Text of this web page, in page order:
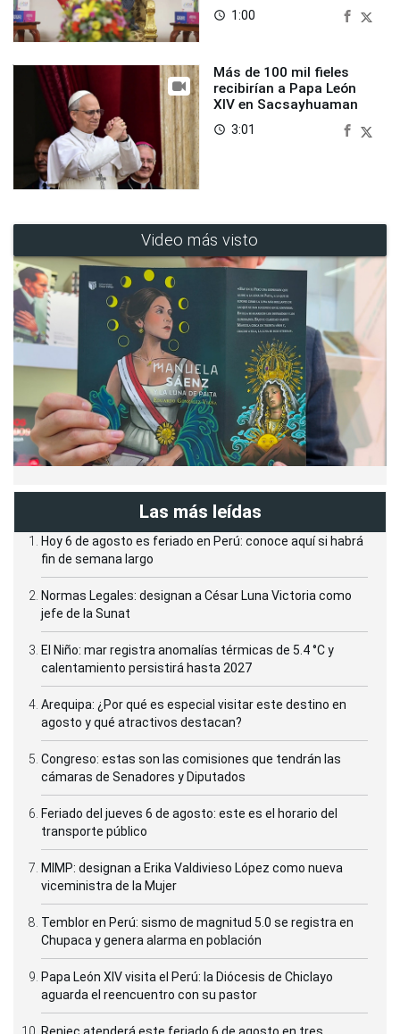
access_time 1:00
Más de 100 mil fieles
recibirían a Papa León
XIV en Sacsayhuaman
access_time 3:01
Video más visto
Las más leídas
Hoy 6 de agosto es feriado en Perú: conoce aquí si habrá
fin de semana largo
Normas Legales: designan a César Luna Victoria como
jefe de la Sunat
El Niño: mar registra anomalías térmicas de 5.4 °C y
calentamiento persistirá hasta 2027
Arequipa: ¿Por qué es especial visitar este destino en
agosto y qué atractivos destacan?
Congreso: estas son las comisiones que tendrán las
cámaras de Senadores y Diputados
Feriado del jueves 6 de agosto: este es el horario del
transporte público
MIMP: designan a Erika Valdivieso López como nueva
viceministra de la Mujer
Temblor en Perú: sismo de magnitud 5.0 se registra en
Chupaca y genera alarma en población
Papa León XIV visita el Perú: la Diócesis de Chiclayo
aguarda el reencuentro con su pastor
Reniec atenderá este feriado 6 de agosto en tres